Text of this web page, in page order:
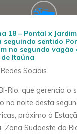
Portal Flumibuss RJ
18 – Pontal x
seguindo sentido
no segundo
Itaúna
Sociais
Rio, que gerencia o
na noite desta
próximo à
Zona Sudoeste do